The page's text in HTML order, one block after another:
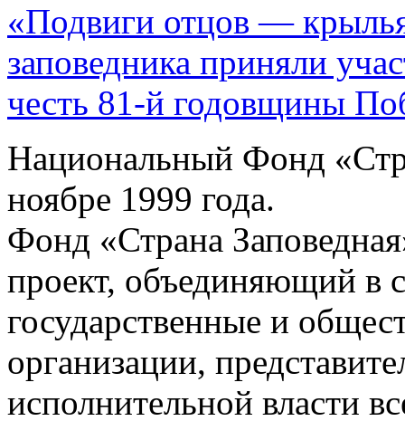
«Подвиги отцов —
заповедника приняли
честь 81-й годовщины
Национальный Фонд
ноябре 1999 года.
Фонд «Страна
проект, объединяющий в
государственные и
организации,
исполнительной власти